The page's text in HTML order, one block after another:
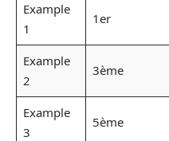
Example
1
1er
Example
2
3ème
Example
3
5ème